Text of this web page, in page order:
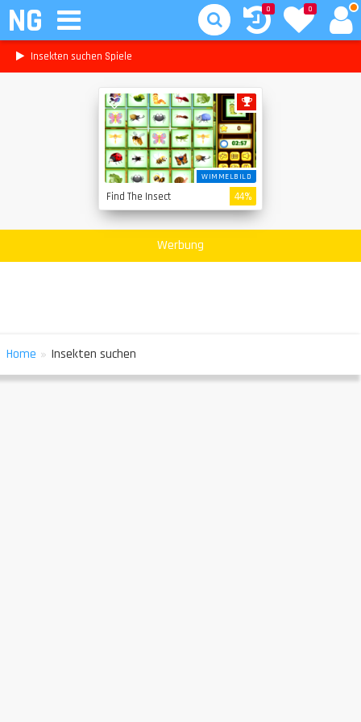
NG 0
0
Insekten suchen Spiele
WIMMELBILD
Find The Insect 44%
Werbung
Home » Insekten suchen